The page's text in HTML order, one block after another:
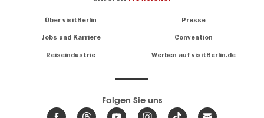
Über visitBerlin Presse
Jobs und Karriere Convention
Reiseindustrie Werben auf visitBerlin.de
sind
für Sie da.
Tickets
Insidertipps
Folgen Sie uns